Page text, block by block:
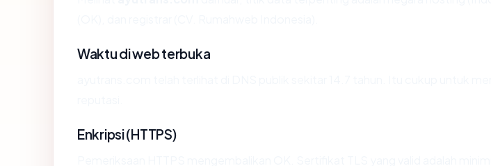
Waktu di web terbuka
Enkripsi (HTTPS)